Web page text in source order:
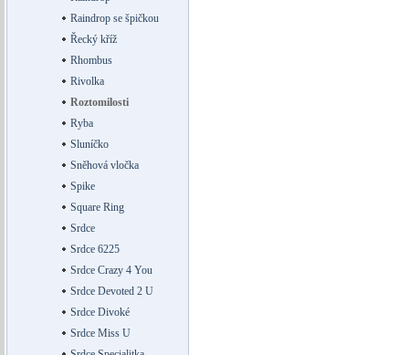
Raindrop se špičkou
Řecký kříž
Rhombus
Rivolka
Roztomilosti
Ryba
Sluníčko
Sněhová vločka
Spike
Square Ring
Srdce
Srdce 6225
Srdce Crazy 4 You
Srdce Devoted 2 U
Srdce Divoké
Srdce Miss U